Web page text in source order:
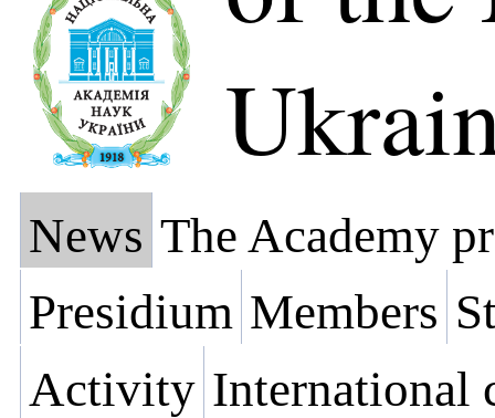
News The Academy
Presidium Members
Activity International